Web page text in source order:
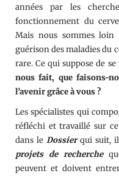
années par les
fonctionnement du
Mais nous sommes
guérison des maladies du
rare. Ce qui suppose de
nous fait, que faisons-
l’avenir grâce à vous ?
Les spécialistes qui
réfléchi et travaillé sur
dans le Dossierqui suit,
projets de recherche
peuvent et doivent